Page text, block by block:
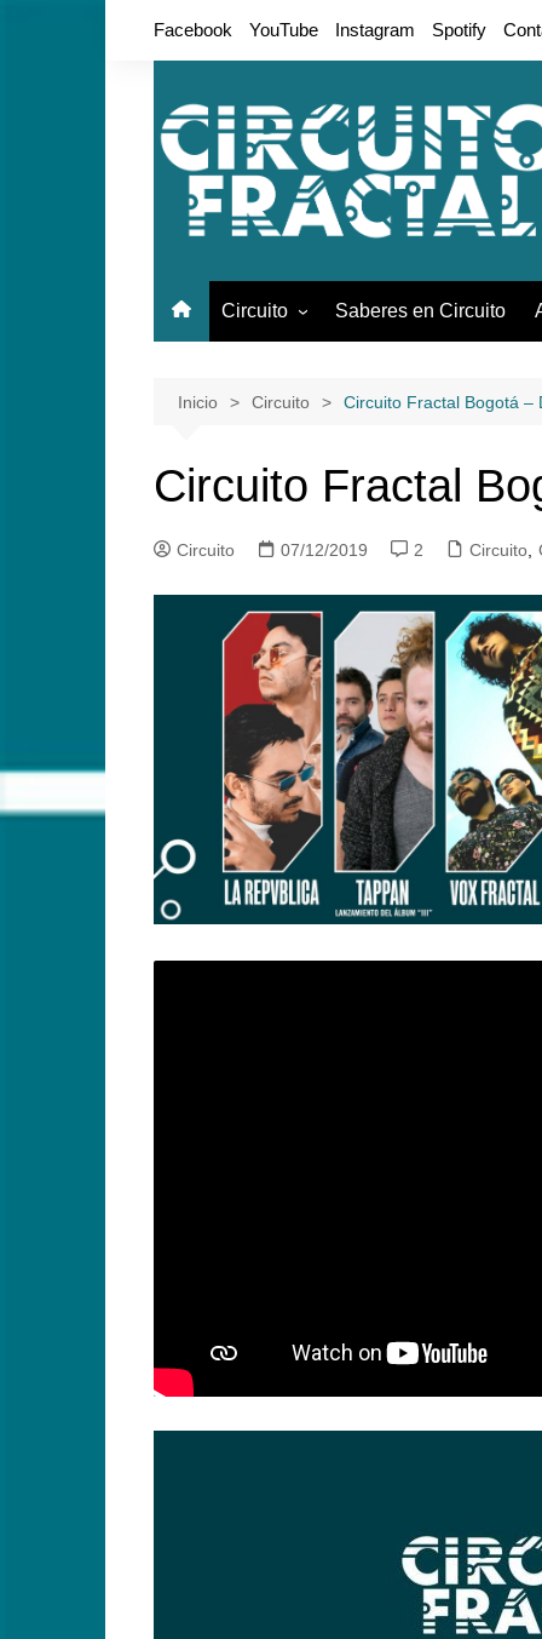
Facebook YouTube Instagram Spotify
Circuito
Live Session
Saberes en Circuito
Inicio Circuito Circuito Fractal Bogotá –
Circuito Fractal
Circuito 07/12/2019 2 Circuito